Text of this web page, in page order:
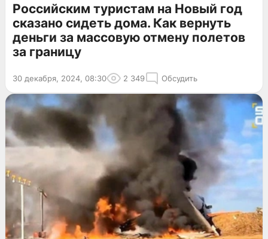
Российским туристам на Новый год
сказано сидеть дома. Как вернуть
деньги за массовую отмену полетов
за границу
30 декабря, 2024, 08:30 2 349 Обсудить